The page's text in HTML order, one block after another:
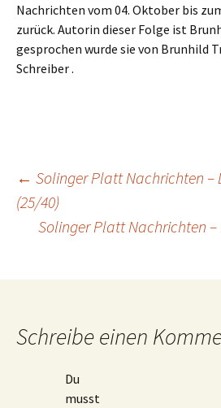
Nachrichten vom 04. Oktober bis
zurück. Autorin dieser Folge ist
gesprochen wurde sie von Brunhild
Schreiber .
← Solinger Platt Nachrichten –
(25/40)
Solinger Platt Nachrichten –
Schreibe einen
Du
musst